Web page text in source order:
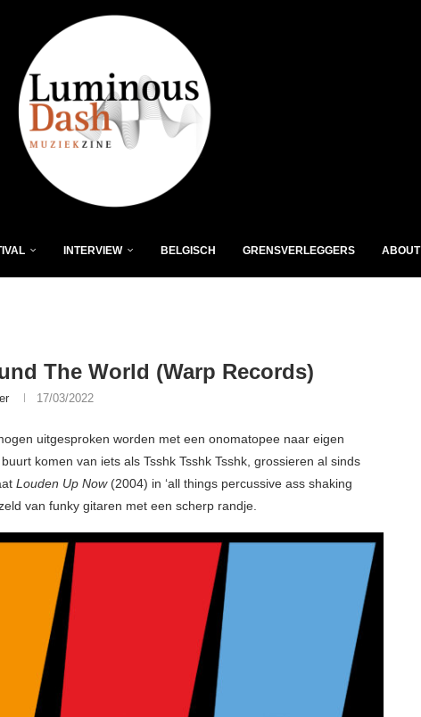
INTERVIEW BELGISCH GRENSVERLEGGERS ABOUT
The World (Warp Records)
17/03/2022
uitgesproken worden met een onomatopee naar eigen
komen van iets als Tsshk Tsshk Tsshk, grossieren al sinds
Louden Up Now(2004) in ‘all things percussive ass shaking
van funky gitaren met een scherp randje.